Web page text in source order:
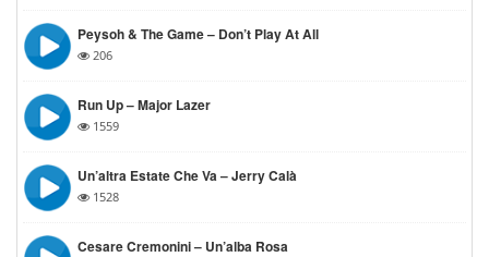
Peysoh & The Game – Don’t Play At All
206
Run Up – Major Lazer
1559
Un’altra Estate Che Va – Jerry Calà
1528
Cesare Cremonini – Un’alba Rosa